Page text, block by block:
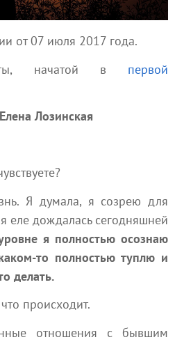
от 07 июля 2017 года.
начатой в первой
Лозинская
Я думала, я созрею для
еле дождалась сегодняшней
я полностью осознаю
то полностью туплю и
делать.
происходит.
отношения с бывшим